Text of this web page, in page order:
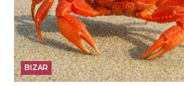
BIZAR